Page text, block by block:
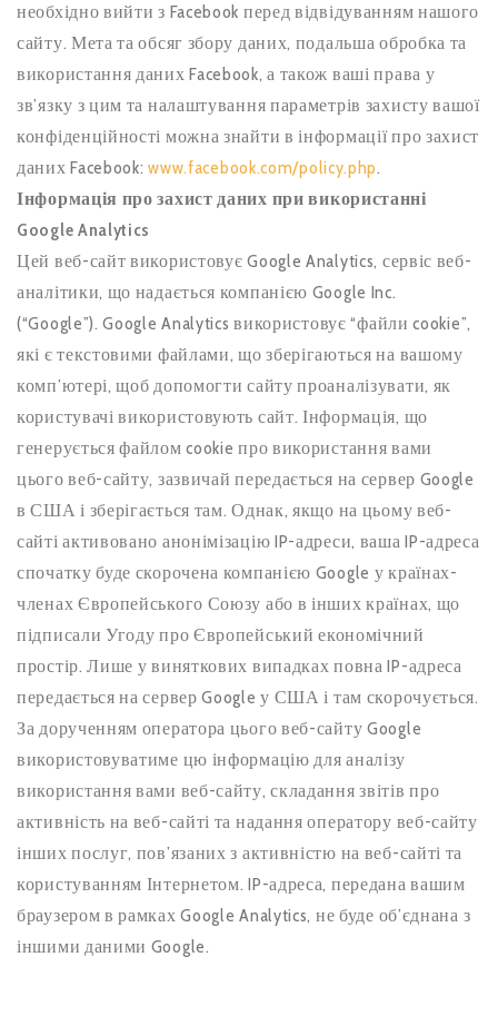
необхідно вийти з Facebook перед відвідуванням нашого
сайту. Мета та обсяг збору даних, подальша обробка та
використання даних Facebook, а також ваші права у
зв’язку з цим та налаштування параметрів захисту вашої
конфіденційності можна знайти в інформації про захист
даних Facebook:www.facebook.com/policy.php.
Інформація про захист даних при використанні
Google Analytics
Цей веб-сайт використовує Google Analytics, сервіс веб-
аналітики, що надається компанією Google Inc.
(“Google”). Google Analytics використовує “файли cookie”,
які є текстовими файлами, що зберігаються на вашому
комп’ютері, щоб допомогти сайту проаналізувати, як
користувачі використовують сайт. Інформація, що
генерується файлом cookie про використання вами
цього веб-сайту, зазвичай передається на сервер Google
в США і зберігається там. Однак, якщо на цьому веб-
сайті активовано анонімізацію IP-адреси, ваша IP-адреса
спочатку буде скорочена компанією Google у країнах-
членах Європейського Союзу або в інших країнах, що
підписали Угоду про Європейський економічний
простір. Лише у виняткових випадках повна IP-адреса
передається на сервер Google у США і там скорочується.
За дорученням оператора цього веб-сайту Google
використовуватиме цю інформацію для аналізу
використання вами веб-сайту, складання звітів про
активність на веб-сайті та надання оператору веб-сайту
інших послуг, пов’язаних з активністю на веб-сайті та
користуванням Інтернетом. IP-адреса, передана вашим
браузером в рамках Google Analytics, не буде об’єднана з
іншими даними Google.